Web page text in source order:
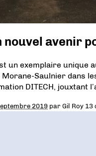
nouvel avenir
un exemplaire unique
Morane-Saulnier dans
DITECH, jouxtant
2019 parGil Roy 13